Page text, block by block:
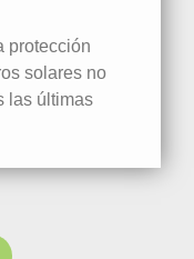
protección
solares no
las últimas